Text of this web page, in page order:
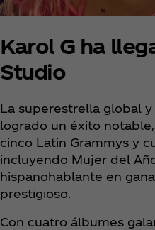
Karol G ha
Studio
La superestrella global
logrado un éxito
cinco Latin Grammys y
incluyendo Mujer del
hispanohablante en
prestigioso.
Con cuatro álbumes